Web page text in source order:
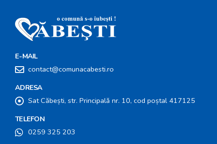
E-MAIL
contact@comunacabesti.ro
ADRESA
Sat Căbești, str. Principală nr. 10, cod poștal 417125
TELEFON
0259 325 203